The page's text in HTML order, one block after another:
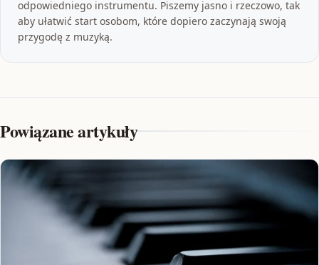
odpowiedniego instrumentu. Piszemy jasno i rzeczowo, tak
aby ułatwić start osobom, które dopiero zaczynają swoją
przygodę z muzyką.
Powiązane artykuły